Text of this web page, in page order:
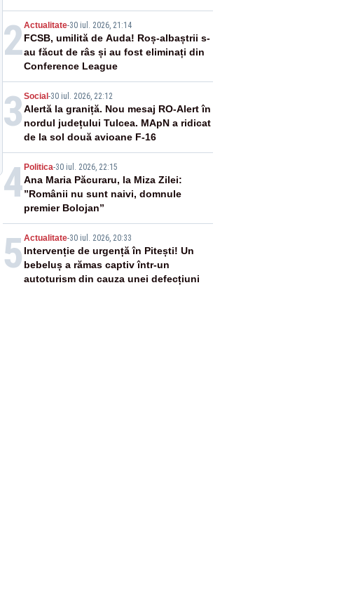
2Actualitate-30 iul. 2026, 21:14
FCSB, umilită de Auda! Roș-albaștrii s-
au făcut de râs și au fost eliminați din
Conference League
3 Social -30 iul. 2026, 22:12
Alertă la graniță. Nou mesaj RO-Alert în
nordul județului Tulcea. MApN a ridicat
de la sol două avioane F-16
4 Politica-30 iul. 2026, 22:15
Ana Maria Păcuraru, la Miza Zilei:
”Românii nu sunt naivi, domnule
premier Bolojan”
5 Actualitate-30 iul. 2026, 20:33
Intervenție de urgență în Pitești! Un
bebeluș a rămas captiv într-un
autoturism din cauza unei defecțiuni